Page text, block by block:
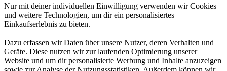
Nur mit deiner individuellen Einwilligung verwenden wir Cookies
und weitere Technologien, um dir ein personalisiertes
Einkaufserlebnis zu bieten.
Dazu erfassen wir Daten über unsere Nutzer, deren Verhalten und
Geräte. Diese nutzen wir zur laufenden Optimierung unserer
Website und um dir personalisierte Werbung und Inhalte anzuzeigen